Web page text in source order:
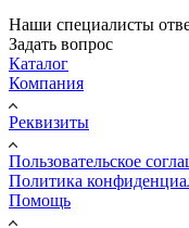
Наши специалисты
Задать вопрос
Каталог
Компания
Реквизиты
Пользовательское
Политика
Помощь